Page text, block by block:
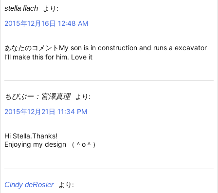
stella flach
より:
2015年12月16日 12:48 AM
あなたのコメントMy son is in construction and runs a excavator
I’ll make this for him. Love it
ちびぶー：宮澤真理
より:
2015年12月21日 11:34 PM
Hi Stella.Thanks!
Enjoying my design （＾o＾）
Cindy deRosier
より: